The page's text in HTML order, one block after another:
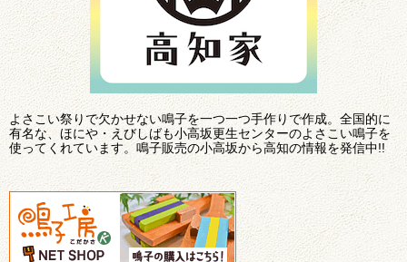
よさこい祭りで欠かせない鳴子を一つ一つ手作りで作成。全国的に
有名な、ほにや・えびしばも小高坂更生センターのよさこい鳴子を
使ってくれています。鳴子販売の小高坂から高知の情報を発信中!!